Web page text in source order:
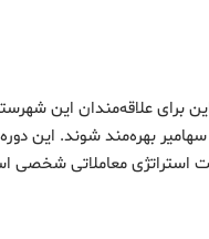
برای علاقه‌مندان این
بهره‌مند شوند. این
استراتژی معاملاتی شخصی